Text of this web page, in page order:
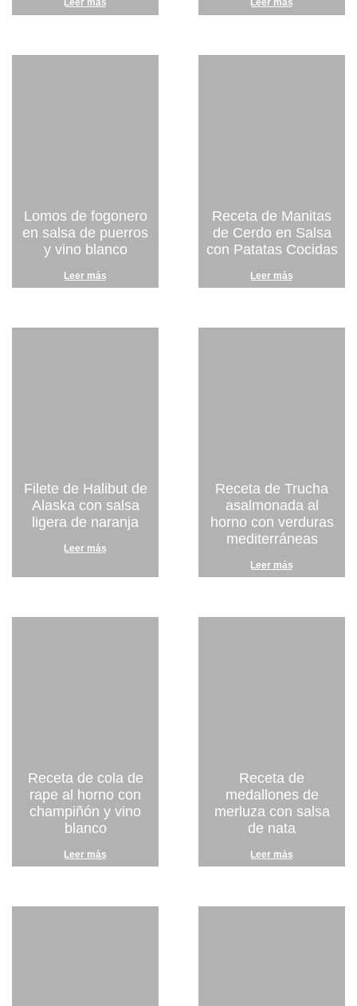
Leer más Leer más
Lomos de fogonero
en salsa de puerros
y vino blanco
Leer más
Receta de Manitas
de Cerdo en Salsa
con Patatas Cocidas
Leer más
Filete de Halibut de
Alaska con salsa
ligera de naranja
Leer más
Receta de Trucha
asalmonada al
horno con verduras
mediterráneas
Leer más
Receta de cola de
rape al horno con
champiñón y vino
blanco
Leer más
Receta de
medallones de
merluza con salsa
de nata
Leer más